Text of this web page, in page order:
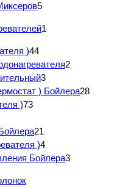
5
1
)44
2
3
) Бойлера28
)73
21
)4
Бойлера3